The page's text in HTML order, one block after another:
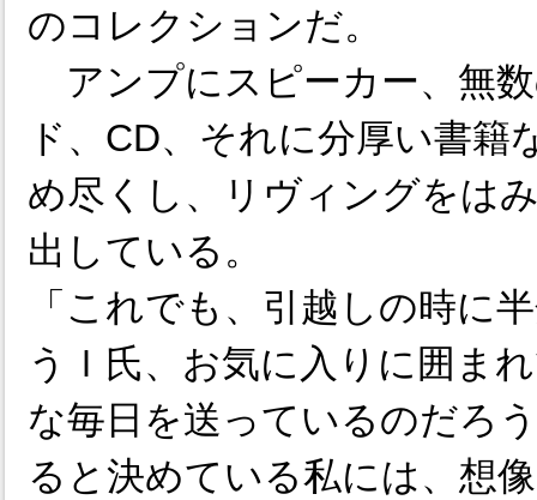
のコレクションだ。
アンプにスピーカー、無
ド、CD、それに分厚い書籍
め尽くし、リヴィングをは
出している。
「これでも、引越しの時に
うＩ氏、お気に入りに囲ま
な毎日を送っているのだろ
ると決めている私には、想